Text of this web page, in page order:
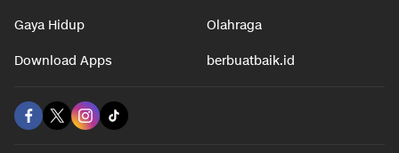
Gaya Hidup Olahraga
Download Apps berbuatbaik.id